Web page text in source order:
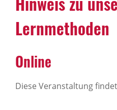
Lernmethoden
Online
Diese Veranstaltung